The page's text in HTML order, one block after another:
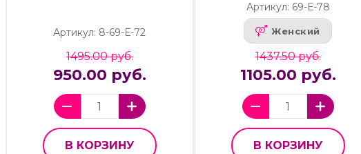
Артикул: 8-69-Е-72
1495.00 руб.
950.00 руб.
В КОРЗИНУ
Артикул: 69-Е-78
Женский
1437.50 руб.
1105.00 руб.
В КОРЗИНУ